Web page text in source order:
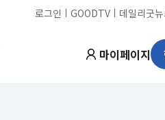
로그인 ㅣ GOODTV ㅣ 데일리굿
마이페이지